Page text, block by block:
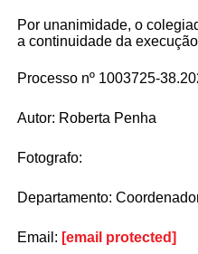
Por unanimidade, o
a continuidade da
Processo nº 1003725-
Autor: Roberta Penha
Fotografo:
Departamento:
Email: [email protected]